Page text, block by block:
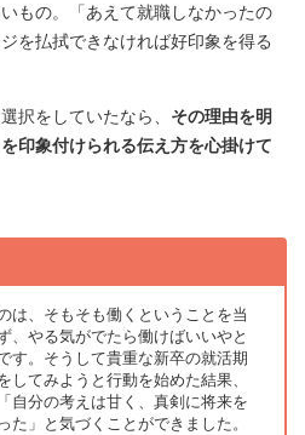
もの。「あえて就職しなかったの
を払拭できなければ好印象を得る
択をしていたなら、 その理由を明
印象付けられる伝え方を心掛けて
は、そもそも働くということを当
、やる気がでたら働けばいいやと
す。そうして貴重な新卒の就活期
してみようと行動を始めた結果、
自分の考えは甘く、真剣に将来を
た」と気づくことができました。